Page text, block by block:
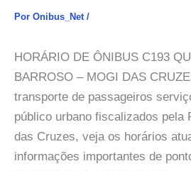
Por Onibus_Net /
HORÁRIO DE ÔNIBUS C193
BARROSO – MOGI DAS
transporte de passageiros
público urbano fiscalizados pela
das Cruzes, veja os horários
informações importantes de